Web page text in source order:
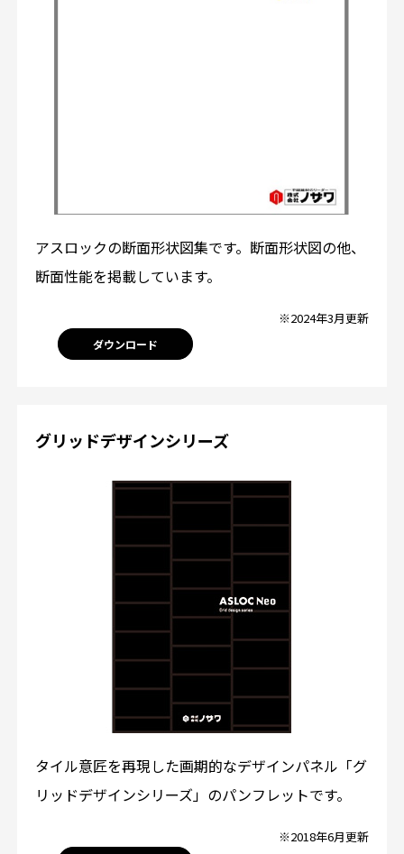
アスロックの断面形状図集です。断面形状図の他、
断面性能を掲載しています。
※2024年3月更新
ダウンロード
グリッドデザインシリーズ
タイル意匠を再現した画期的なデザインパネル「グ
リッドデザインシリーズ」のパンフレットです。
※2018年6月更新